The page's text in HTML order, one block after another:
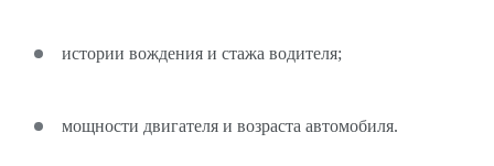
истории вождения и стажа водителя;
мощности двигателя и возраста автомобиля.